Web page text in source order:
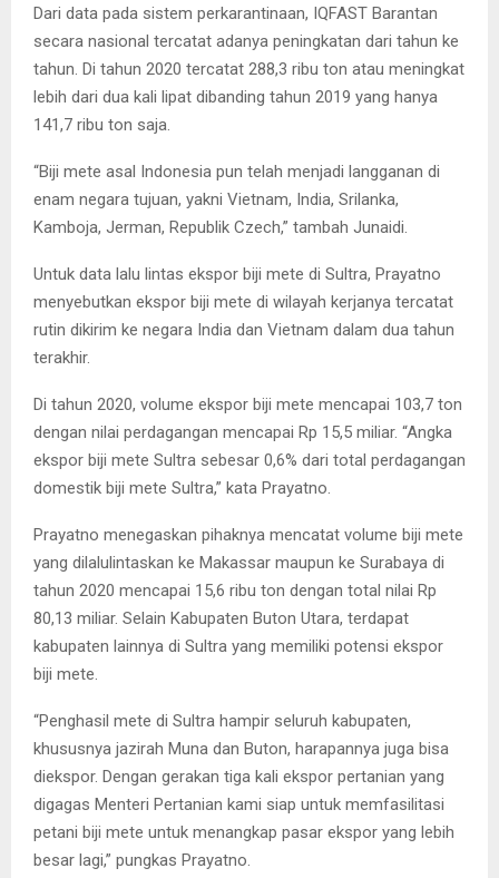
Dari data pada sistem perkarantinaan, IQFAST Barantan
secara nasional tercatat adanya peningkatan dari tahun ke
tahun. Di tahun 2020 tercatat 288,3 ribu ton atau meningkat
lebih dari dua kali lipat dibanding tahun 2019 yang hanya
141,7 ribu ton saja.
“Biji mete asal Indonesia pun telah menjadi langganan di
enam negara tujuan, yakni Vietnam, India, Srilanka,
Kamboja, Jerman, Republik Czech,” tambah Junaidi.
Untuk data lalu lintas ekspor biji mete di Sultra, Prayatno
menyebutkan ekspor biji mete di wilayah kerjanya tercatat
rutin dikirim ke negara India dan Vietnam dalam dua tahun
terakhir.
Di tahun 2020, volume ekspor biji mete mencapai 103,7 ton
dengan nilai perdagangan mencapai Rp 15,5 miliar. “Angka
ekspor biji mete Sultra sebesar 0,6% dari total perdagangan
domestik biji mete Sultra,” kata Prayatno.
Prayatno menegaskan pihaknya mencatat volume biji mete
yang dilalulintaskan ke Makassar maupun ke Surabaya di
tahun 2020 mencapai 15,6 ribu ton dengan total nilai Rp
80,13 miliar. Selain Kabupaten Buton Utara, terdapat
kabupaten lainnya di Sultra yang memiliki potensi ekspor
biji mete.
“Penghasil mete di Sultra hampir seluruh kabupaten,
khususnya jazirah Muna dan Buton, harapannya juga bisa
diekspor. Dengan gerakan tiga kali ekspor pertanian yang
digagas Menteri Pertanian kami siap untuk memfasilitasi
petani biji mete untuk menangkap pasar ekspor yang lebih
besar lagi,” pungkas Prayatno.